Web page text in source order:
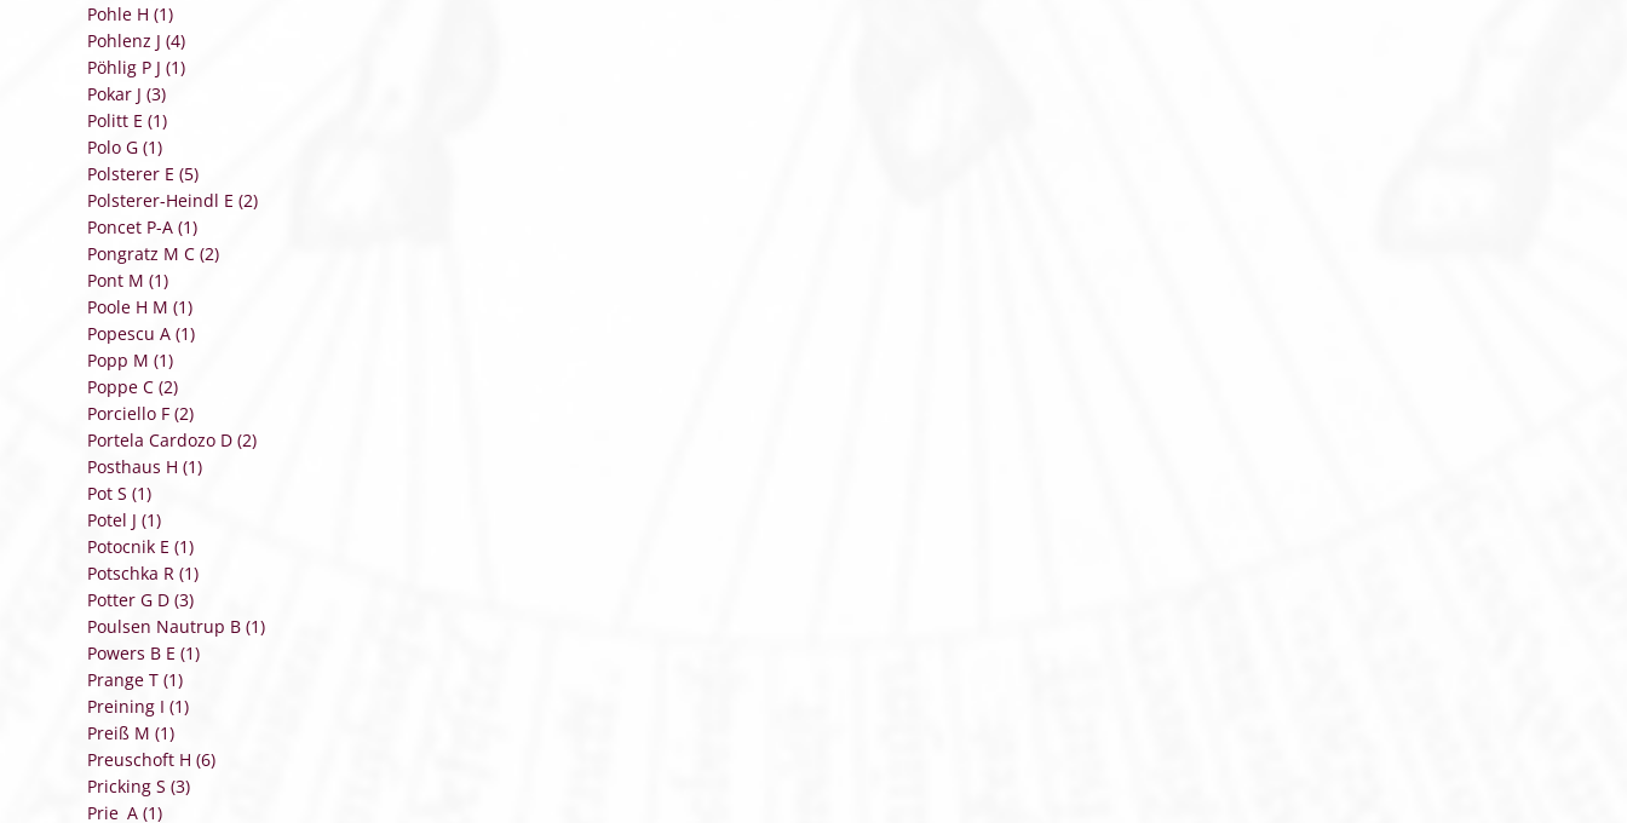
Pohle H (1)
Pohlenz J (4)
Pöhlig P J (1)
Pokar J (3)
Politt E (1)
Polo G (1)
Polsterer E (5)
Polsterer-Heindl E (2)
Poncet P-A (1)
Pongratz M C (2)
Pont M (1)
Poole H M (1)
Popescu A (1)
Popp M (1)
Poppe C (2)
Porciello F (2)
Portela Cardozo D (2)
Posthaus H (1)
Pot S (1)
Potel J (1)
Potocnik E (1)
Potschka R (1)
Potter G D (3)
Poulsen Nautrup B (1)
Powers B E (1)
Prange T (1)
Preining I (1)
Preiß M (1)
Preuschoft H (6)
Pricking S (3)
Prie A (1)